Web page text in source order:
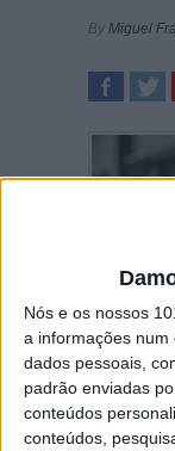
Nós e os nossos
a informações num
dados pessoais,
padrão enviadas
conteúdos
conteúdos,
By Miguel
Na final do
Deegan